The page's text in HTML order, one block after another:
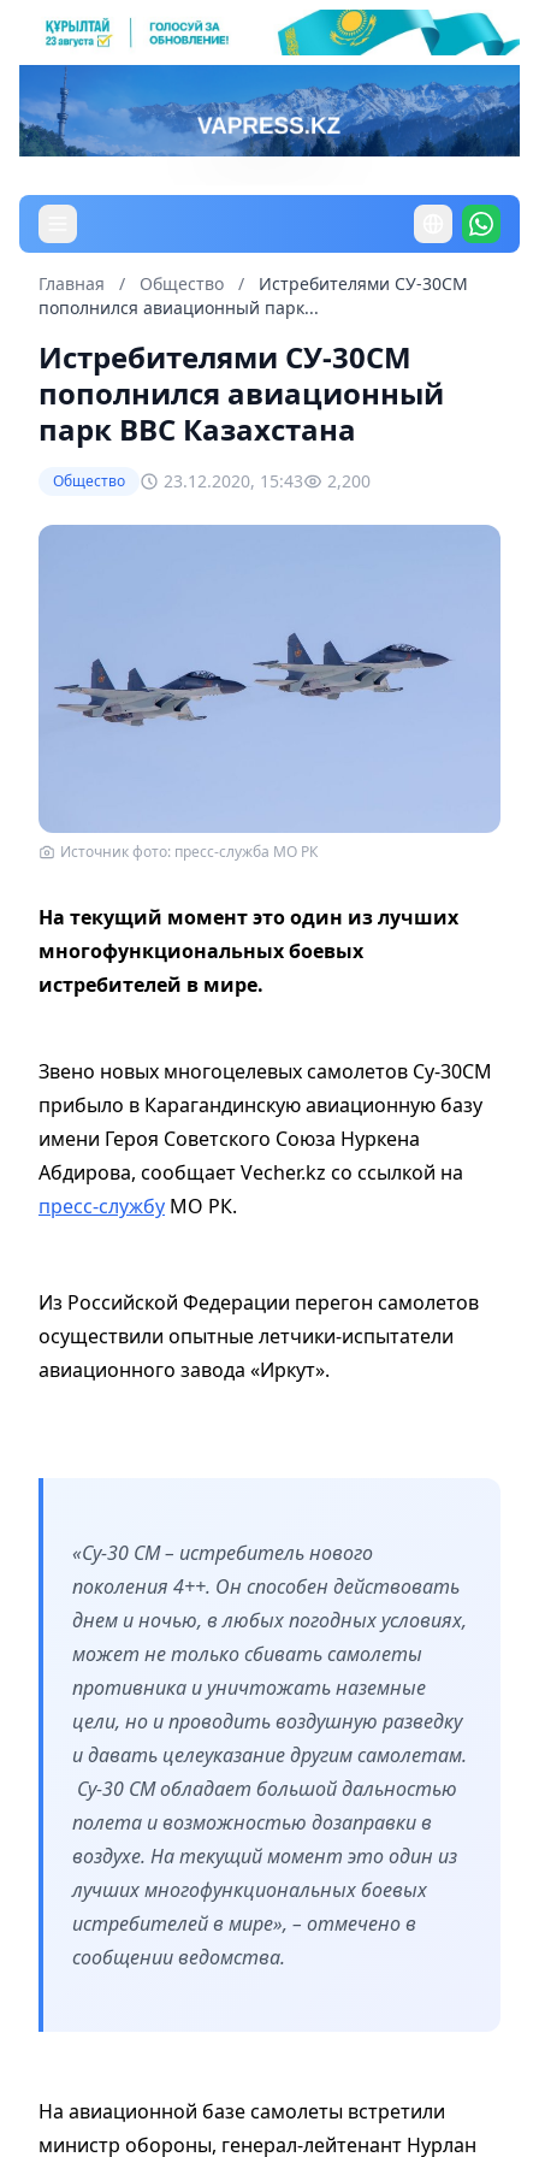
Главная / Общество /
Истребителями СУ-30СМ
пополнился авиационный парк...
Истребителями СУ-30СМ
пополнился авиационный
парк ВВС Казахстана
Общество 23.12.2020, 15:43 2,200
Источник фото: пресс-служба МО РК
На текущий момент это один из лучших
многофункциональных боевых
истребителей в мире.
Звено новых многоцелевых самолетов Су-30СМ
прибыло в Карагандинскую авиационную базу
имени Героя Советского Союза Нуркена
Абдирова, сообщает Vecher.kz со ссылкой на
пресс-службу МО РК.
Из Российской Федерации перегон самолетов
осуществили опытные летчики-испытатели
авиационного завода «Иркут».
«Су-30 СМ – истребитель нового
поколения 4++. Он способен действовать
днем и ночью, в любых погодных условиях,
может не только сбивать самолеты
противника и уничтожать наземные
цели, но и проводить воздушную разведку
и давать целеуказание другим самолетам.
Су-30 СМ обладает большой дальностью
полета и возможностью дозаправки в
воздухе. На текущий момент это один из
лучших многофункциональных боевых
истребителей в мире», – отмечено в
сообщении ведомства.
На авиационной базе самолеты встретили
министр обороны, генерал-лейтенант Нурлан